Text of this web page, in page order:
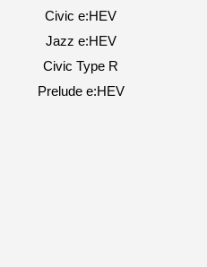
Civic e:HEV
Jazz e:HEV
Civic Type R
Prelude e:HEV